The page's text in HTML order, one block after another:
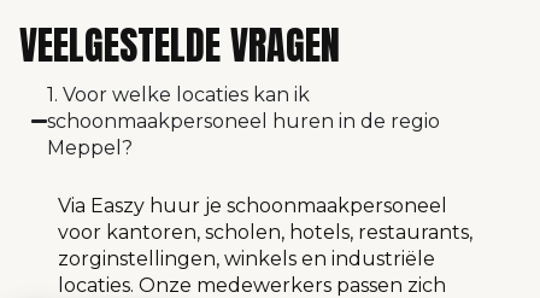
VEELGESTELDE VRAGEN
1. Voor welke locaties kan ik
schoonmaakpersoneel huren in de regio
Meppel?
Via Easzy huur je schoonmaakpersoneel
voor kantoren, scholen, hotels, restaurants,
zorginstellingen, winkels en industriële
locaties. Onze medewerkers passen zich